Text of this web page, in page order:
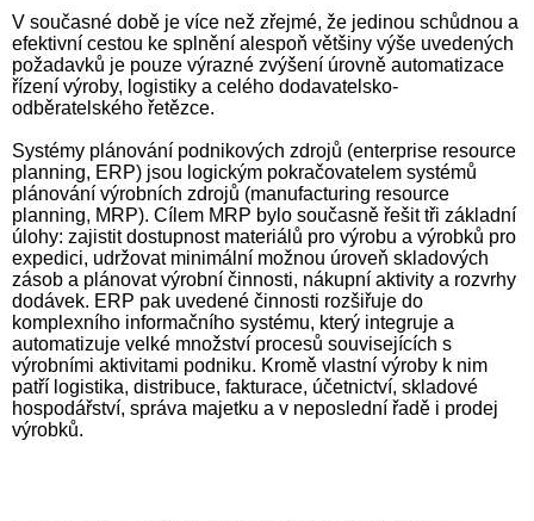
V současné době je více než zřejmé, že jedinou schůdnou a
efektivní cestou ke splnění alespoň většiny výše uvedených
požadavků je pouze výrazné zvýšení úrovně automatizace
řízení výroby, logistiky a celého dodavatelsko-
odběratelského řetězce.
Systémy plánování podnikových zdrojů (enterprise resource
planning, ERP) jsou logickým pokračovatelem systémů
plánování výrobních zdrojů (manufacturing resource
planning, MRP). Cílem MRP bylo současně řešit tři základní
úlohy: zajistit dostupnost materiálů pro výrobu a výrobků pro
expedici, udržovat minimální možnou úroveň skladových
zásob a plánovat výrobní činnosti, nákupní aktivity a rozvrhy
dodávek. ERP pak uvedené činnosti rozšiřuje do
komplexního informačního systému, který integruje a
automatizuje velké množství procesů souvisejících s
výrobními aktivitami podniku. Kromě vlastní výroby k nim
patří logistika, distribuce, fakturace, účetnictví, skladové
hospodářství, správa majetku a v neposlední řadě i prodej
výrobků.